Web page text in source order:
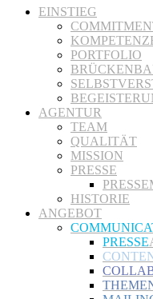
EINSTIEG
PORTFOLIO
AGENTUR
TEAM
QUALITÄT
MISSION
PRESSE
HISTORIE
ANGEBOT
PRESSE